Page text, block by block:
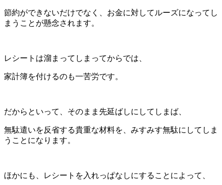
節約ができないだけでなく、お金に対してルーズになってし
まうことが懸念されます。
レシートは溜まってしまってからでは、
家計簿を付けるのも一苦労です。
だからといって、そのまま先延ばしにしてしまば、
無駄遣いを反省する貴重な材料を、みすみす無駄にしてしま
うことになります。
ほかにも、レシートを入れっぱなしにすることによって、